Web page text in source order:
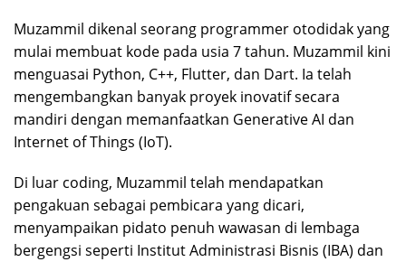
Muzammil dikenal seorang programmer otodidak yang
mulai membuat kode pada usia 7 tahun. Muzammil kini
menguasai Python, C++, Flutter, dan Dart. Ia telah
mengembangkan banyak proyek inovatif secara
mandiri dengan memanfaatkan Generative AI dan
Internet of Things (IoT).
Di luar coding, Muzammil telah mendapatkan
pengakuan sebagai pembicara yang dicari,
menyampaikan pidato penuh wawasan di lembaga
bergengsi seperti Institut Administrasi Bisnis (IBA) dan